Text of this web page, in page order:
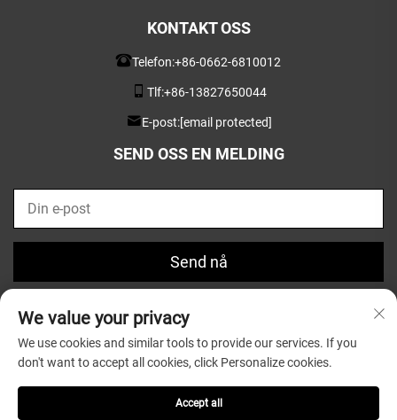
KONTAKT OSS
Telefon:+86-0662-6810012
Tlf:+86-13827650044
E-post:[email protected]
SEND OSS EN MELDING
Send nå
Opphavsrett © 2025 av Guangdong Greatsun Wooden
Housewares Co.,Ltd. |
Personvernpolicy
We value your privacy
We use cookies and similar tools to provide our services. If you
don't want to accept all cookies, click Personalize cookies.
Accept all